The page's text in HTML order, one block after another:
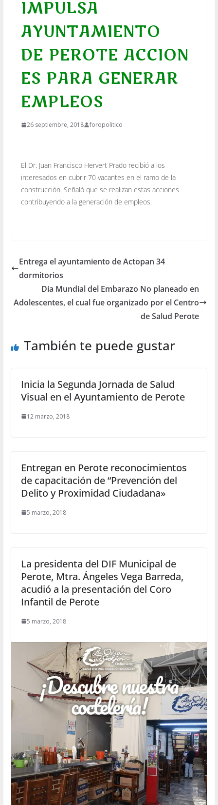
IMPULSA
AYUNTAMIENTO
DE PEROTE ACCION
ES PARA GENERAR
EMPLEOS
26 septiembre, 2018 foropolitico
El Dr. Juan Francisco Hervert Prado recibió a los
interesados en cubrir 70 vacantes en el ramo de la
construcción. Señaló que se realizan estas acciones
contribuyendo a la generación de empleos.
Entrega el ayuntamiento de Actopan 34
dormitorios
Dia Mundial del Embarazo No planeado en
Adolescentes, el cual fue organizado por el Centro
de Salud Perote
También te puede gustar
Inicia la Segunda Jornada de Salud
Visual en el Ayuntamiento de Perote
12 marzo, 2018
Entregan en Perote reconocimientos
de capacitación de “Prevención del
Delito y Proximidad Ciudadana»
5 marzo, 2018
La presidenta del DIF Municipal de
Perote, Mtra. Ángeles Vega Barreda,
acudió a la presentación del Coro
Infantil de Perote
5 marzo, 2018